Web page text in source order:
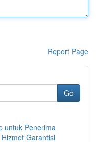
Report Page
Go
untuk Penerima
Garantisi